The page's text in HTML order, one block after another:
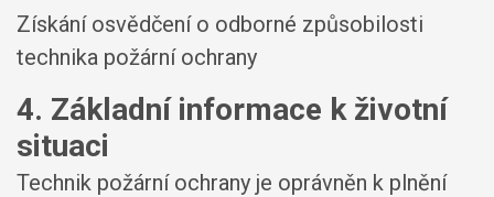
Získání osvědčení o odborné způsobilosti
technika požární ochrany
4. Základní informace k životní
situaci
Technik požární ochrany je oprávněn k plnění